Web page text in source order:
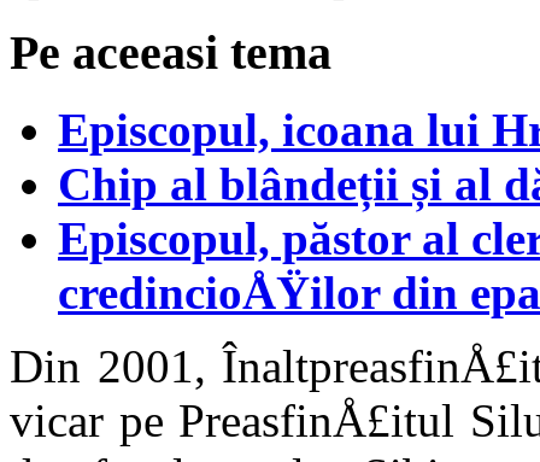
Pe aceeasi tema
Episcopul, icoana lui
Chip al blândeții și al
Episcopul, păstor al
credincioÅŸilor din
Din 2001,
vicar pe PreasfinÅ£itul